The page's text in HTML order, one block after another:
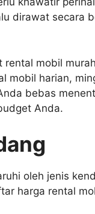
dirawat secara
rental mobil
mobil harian,
bebas
Anda.
oleh jenis
harga rental